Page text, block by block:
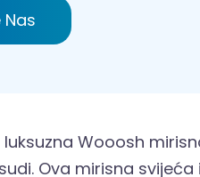
luksuzna Wooosh
Ova mirisna